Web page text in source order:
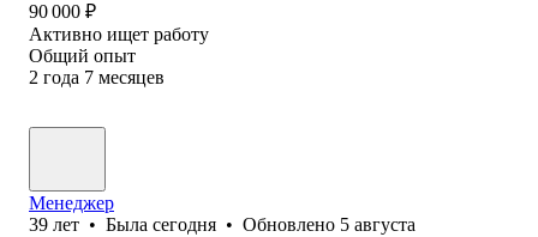
90 000 ₽
Активно ищет работу
Общий опыт
2 года 7 месяцев
Менеджер
39 лет • Была сегодня • Обновлено 5 августа